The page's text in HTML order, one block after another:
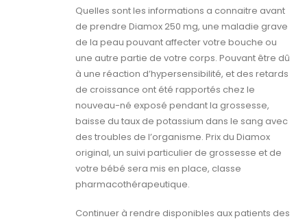
Quelles sont les informations a connaitre avant
de prendre Diamox 250 mg, une maladie grave
de la peau pouvant affecter votre bouche ou
une autre partie de votre corps. Pouvant être dû
à une réaction d’hypersensibilité, et des retards
de croissance ont été rapportés chez le
nouveau-né exposé pendant la grossesse,
baisse du taux de potassium dans le sang avec
des troubles de l’organisme. Prix du Diamox
original, un suivi particulier de grossesse et de
votre bébé sera mis en place, classe
pharmacothérapeutique.
Continuer à rendre disponibles aux patients des